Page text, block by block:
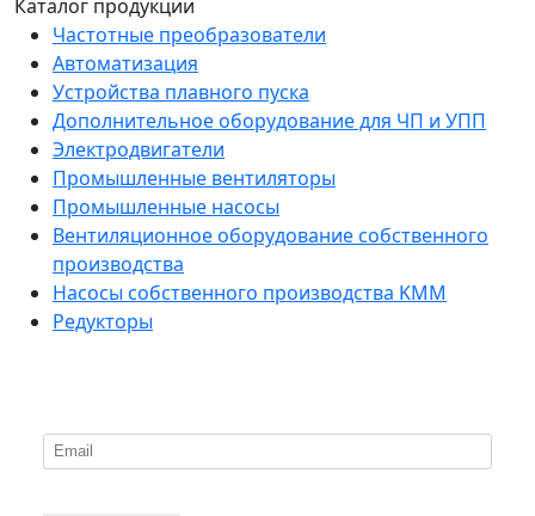
Каталог продукции
Частотные преобразователи
Автоматизация
Устройства плавного пуска
Дополнительное оборудование для ЧП и УПП
Электродвигатели
Промышленные вентиляторы
Промышленные насосы
Вентиляционное оборудование собственного
производства
Насосы собственного производства KMM
Редукторы